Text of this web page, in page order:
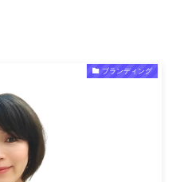
ブランディング